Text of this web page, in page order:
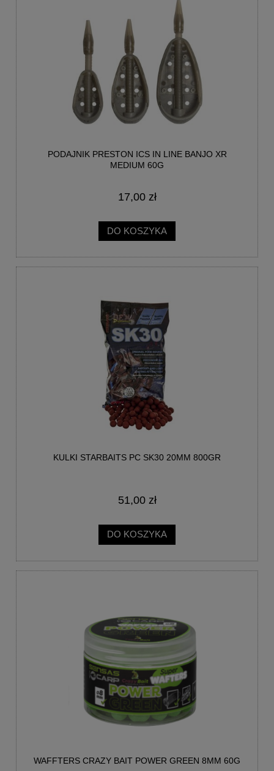
PODAJNIK PRESTON ICS IN LINE BANJO XR
MEDIUM 60G
17,00 zł
DO KOSZYKA
KULKI STARBAITS PC SK30 20MM 800GR
51,00 zł
DO KOSZYKA
WAFFTERS CRAZY BAIT POWER GREEN 8MM 60G